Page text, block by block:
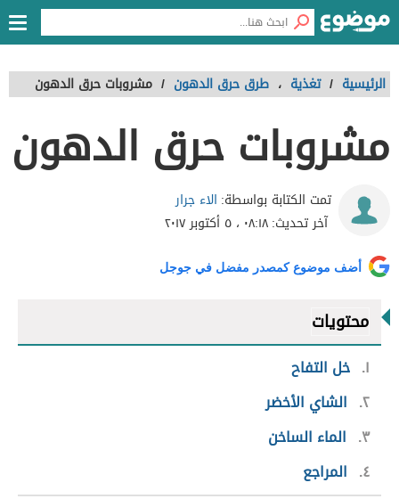
الرئيسية / تغذية ، طرق حرق الدهون / مشروبات حرق الدهون
مشروبات حرق الدهون
تمت الكتابة بواسطة: الاء جرار
آخر تحديث:٠٨:١٨ ، ٥ أكتوبر ٢٠١٧
أضف موضوع كمصدر مفضل في جوجل
محتويات
١ خل التفاح
٢ الشاي الأخضر
٣
الماء الساخن
٤
المراجع